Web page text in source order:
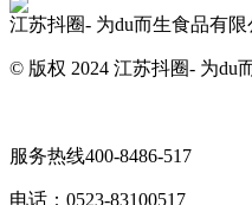
江苏抖圈- 为du而生食品有限
© 版权 2024 江苏抖圈- 为du
服务热线400-8486-517
电话： 0523-83100517